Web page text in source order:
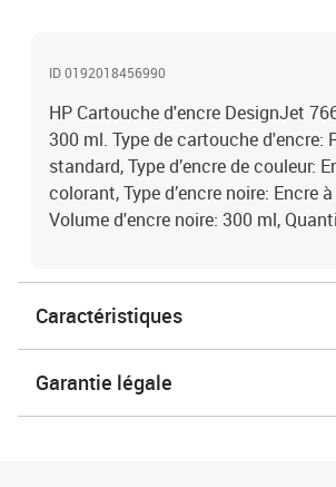
ID 0192018456990
HP Cartouche d'encre DesignJet
300 ml. Type de cartouche d'encre:
standard, Type d’encre de couleur:
colorant, Type d’encre noire: Encre
Volume d'encre noire: 300 ml,
Caractéristiques
Garantie légale